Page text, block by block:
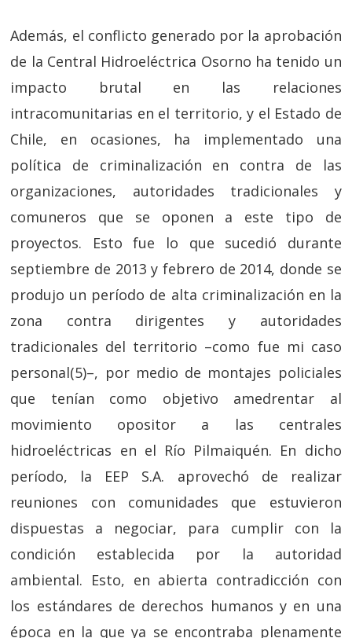
Además, el conflicto generado por la aprobación
de la Central Hidroeléctrica Osorno ha tenido un
impacto brutal en las relaciones
intracomunitarias en el territorio, y el Estado de
Chile, en ocasiones, ha implementado una
política de criminalización en contra de las
organizaciones, autoridades tradicionales y
comuneros que se oponen a este tipo de
proyectos. Esto fue lo que sucedió durante
septiembre de 2013 y febrero de 2014, donde se
produjo un período de alta criminalización en la
zona contra dirigentes y autoridades
tradicionales del territorio –como fue mi caso
personal(5)–, por medio de montajes policiales
que tenían como objetivo amedrentar al
movimiento opositor a las centrales
hidroeléctricas en el Río Pilmaiquén. En dicho
período, la EEP S.A. aprovechó de realizar
reuniones con comunidades que estuvieron
dispuestas a negociar, para cumplir con la
condición establecida por la autoridad
ambiental. Esto, en abierta contradicción con
los estándares de derechos humanos y en una
época en la que ya se encontraba plenamente